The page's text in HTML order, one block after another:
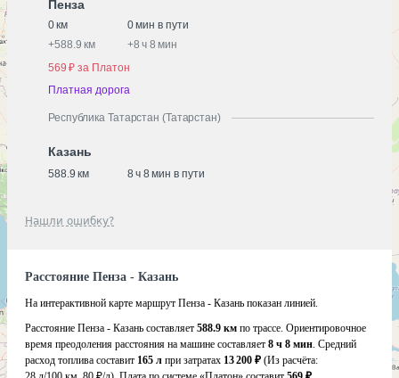
Пенза
0 км
0 мин в пути
+588.9 км +8 ч 8 мин
569 ₽ за Платон
Платная дорога
Республика Татарстан (Татарстан)
Казань
588.9 км 8 ч 8 мин в пути
Нашли ошибку?
Расстояние Пенза - Казань
На интерактивной карте маршрут Пенза - Казань показан линией.
Расстояние Пенза - Казань составляет 588.9 км по трассе. Ориентировочное
время преодоления расстояния на машине составляет 8 ч 8 мин. Средний
расход топлива составит 165 л при затратах 13 200 ₽ (Из расчёта: